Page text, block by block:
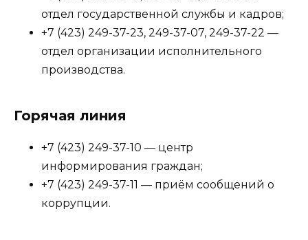
отдел государственной службы и кадров;
+7 (423) 249-37-23, 249-37-07, 249-37-22 —
отдел организации исполнительного
производства.
Горячая линия
+7 (423) 249-37-10 — центр
информирования граждан;
+7 (423) 249-37-11 — приём сообщений о
коррупции.